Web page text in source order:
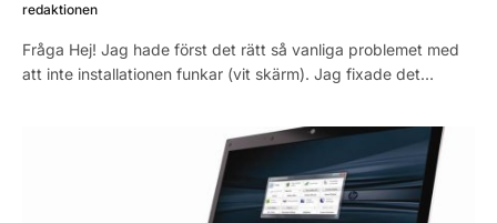
redaktionen
Fråga Hej! Jag hade först det rätt så vanliga problemet med
att inte installationen funkar (vit skärm). Jag fixade det…